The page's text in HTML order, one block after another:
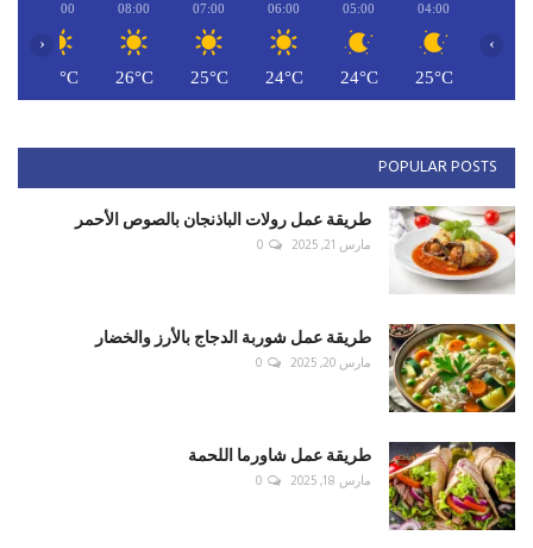
04:00
25°C
05:00
24°C
06:00
24°C
07:00
25°C
08:00
26°C
09:00
28°C
‹ ›
POPULAR POSTS
طريقة عمل رولات الباذنجان بالصوص الأحمر
مارس 21, 2025 0
طريقة عمل شوربة الدجاج بالأرز والخضار
مارس 20, 2025 0
طريقة عمل شاورما اللحمة
مارس 18, 2025 0